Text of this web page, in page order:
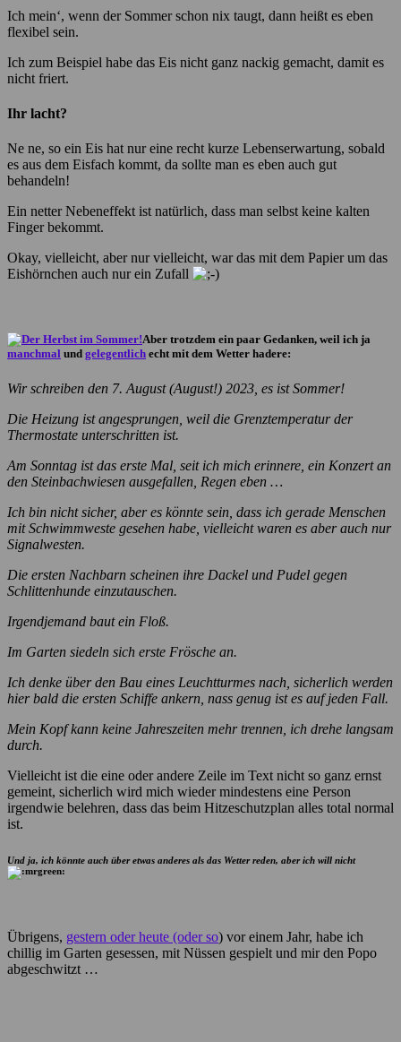
Ich mein‘, wenn der Sommer schon nix taugt, dann heißt es eben
flexibel sein.
Ich zum Beispiel habe das Eis nicht ganz nackig gemacht, damit es
nicht friert.
Ihr lacht?
Ne ne, so ein Eis hat nur eine recht kurze Lebenserwartung, sobald
es aus dem Eisfach kommt, da sollte man es eben auch gut
behandeln!
Ein netter Nebeneffekt ist natürlich, dass man selbst keine kalten
Finger bekommt.
Okay, vielleicht, aber nur vielleicht, war das mit dem Papier um das
Eishörnchen auch nur ein Zufall
Aber trotzdem ein paar Gedanken, weil ich ja
manchmal und gelegentlich echt mit dem Wetter hadere:
Wir schreiben den 7. August (August!) 2023, es ist Sommer!
Die Heizung ist angesprungen, weil die Grenztemperatur der
Thermostate unterschritten ist.
Am Sonntag ist das erste Mal, seit ich mich erinnere, ein Konzert an
den Steinbachwiesen ausgefallen, Regen eben …
Ich bin nicht sicher, aber es könnte sein, dass ich gerade Menschen
mit Schwimmweste gesehen habe, vielleicht waren es aber auch nur
Signalwesten.
Die ersten Nachbarn scheinen ihre Dackel und Pudel gegen
Schlittenhunde einzutauschen.
Irgendjemand baut ein Floß.
Im Garten siedeln sich erste Frösche an.
Ich denke über den Bau eines Leuchtturmes nach, sicherlich werden
hier bald die ersten Schiffe ankern, nass genug ist es auf jeden Fall.
Mein Kopf kann keine Jahreszeiten mehr trennen, ich drehe langsam
durch.
Vielleicht ist die eine oder andere Zeile im Text nicht so ganz ernst
gemeint, sicherlich wird mich wieder mindestens eine Person
irgendwie belehren, dass das beim Hitzeschutzplan alles total normal
ist.
Und ja, ich könnte auch über etwas anderes als das Wetter reden, aber ich will nicht
Übrigens, gestern oder heute (oder so) vor einem Jahr, habe ich
chillig im Garten gesessen, mit Nüssen gespielt und mir den Popo
abgeschwitzt …